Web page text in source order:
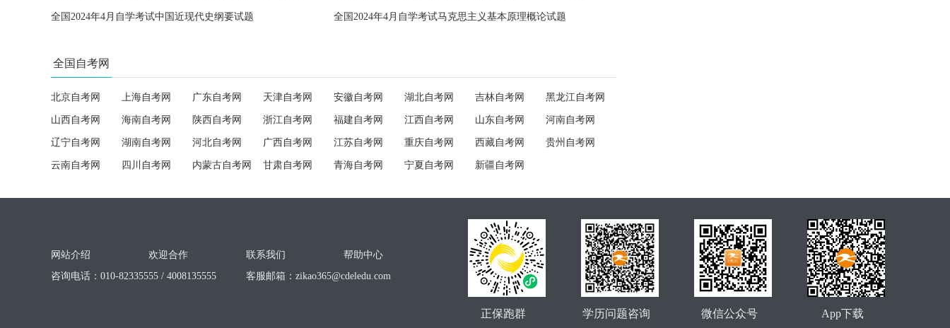
全国2024年4月自学考试中国近现代史纲要试题 全国2024年4月自学考试马克思主义基本原理概论试题
全国自考网
北京自考网 上海自考网 广东自考网 天津自考网 安徽自考网 湖北自考网 吉林自考网 黑龙江自考网
山西自考网 海南自考网 陕西自考网 浙江自考网 福建自考网 江西自考网 山东自考网 河南自考网
辽宁自考网 湖南自考网 河北自考网 广西自考网 江苏自考网 重庆自考网 西藏自考网 贵州自考网
云南自考网 四川自考网 内蒙古自考网 甘肃自考网 青海自考网 宁夏自考网 新疆自考网
网站介绍 欢迎合作 联系我们
帮助中心
咨询电话：010-82335555 / 4008135555
客服邮箱： zikao365@cdeledu.com
App下载
微信公众号
学历问题咨询
正保跑群